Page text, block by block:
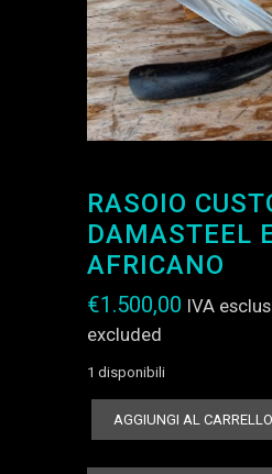
RASOIO
DAMASTEEL
AFRICANO
€1.500,00 IVA
excluded
1 disponibili
RASOIO
CUSTOM
BIG
AGGIUNGI AL CARRELLO